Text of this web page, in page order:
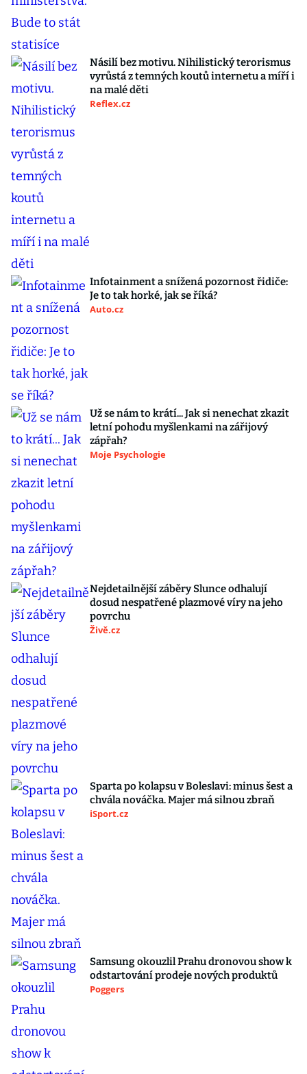
Násilí bez motivu. Nihilistický terorismus
vyrůstá z temných koutů internetu a míří i
na malé děti
Reflex.cz
Infotainment a snížená pozornost řidiče:
Je to tak horké, jak se říká?
Auto.cz
Už se nám to krátí... Jak si nenechat zkazit
letní pohodu myšlenkami na zářijový
zápřah?
Moje Psychologie
Nejdetailnější záběry Slunce odhalují
dosud nespatřené plazmové víry na jeho
povrchu
Živě.cz
Sparta po kolapsu v Boleslavi: minus šest a
chvála nováčka. Majer má silnou zbraň
iSport.cz
Samsung okouzlil Prahu dronovou show k
odstartování prodeje nových produktů
Poggers